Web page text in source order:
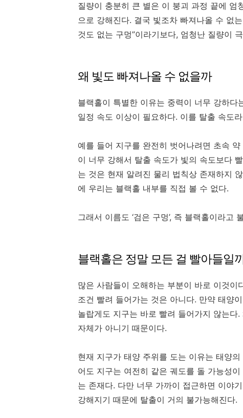
질량이 충분히 큰 별은 이 붕괴 과정 끝에 엄
으로 강해진다. 결국 빛조차 빠져나올 수 없
것도 없는 구멍”이라기보다, 엄청난 질량이
왜 빛도 빠져나올 수 없을까
블랙홀이 특별한 이유는 중력이 너무 강하
일정 속도 이상이 필요하다. 이를 탈출 속도
예를 들어 지구를 완전히 벗어나려면 초속
이 너무 강해서 탈출 속도가 빛의 속도보다
는 것은 현재 알려진 물리 법칙상 존재하지
에 우리는 블랙홀 내부를 직접 볼 수 없다.
그래서 이름도 ‘검은 구멍’, 즉 블랙홀이라고
블랙홀은 정말 모든 걸 빨아들일
많은 사람들이 오해하는 부분이 바로 이것
조건 빨려 들어가는 것은 아니다. 만약 태양
놀랍게도 지구는 바로 빨려 들어가지 않는다
자체가 아니기 때문이다.
현재 지구가 태양 주위를 도는 이유는 태양
어도 지구는 여전히 같은 궤도를 돌 가능성
는 존재다. 다만 너무 가까이 접근하면 이야
강해지기 때문에 탈출이 거의 불가능해진다.